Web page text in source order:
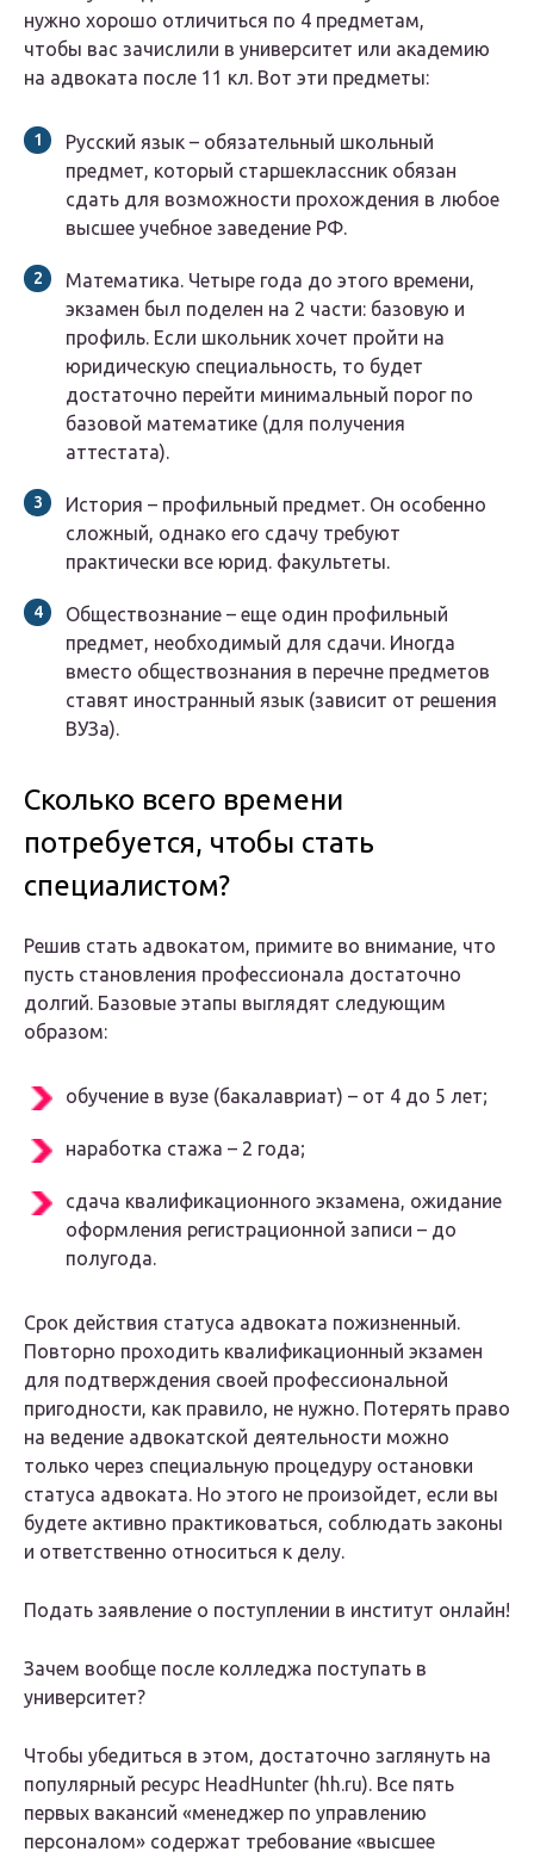
нужно хорошо отличиться по 4 предметам,
чтобы вас зачислили в университет или академию
на адвоката после 11 кл. Вот эти предметы:
Русский язык – обязательный школьный
предмет, который старшеклассник обязан
сдать для возможности прохождения в любое
высшее учебное заведение РФ.
Математика. Четыре года до этого времени,
экзамен был поделен на 2 части: базовую и
профиль. Если школьник хочет пройти на
юридическую специальность, то будет
достаточно перейти минимальный порог по
базовой математике (для получения
аттестата).
История – профильный предмет. Он особенно
сложный, однако его сдачу требуют
практически все юрид. факультеты.
Обществознание – еще один профильный
предмет, необходимый для сдачи. Иногда
вместо обществознания в перечне предметов
ставят иностранный язык (зависит от решения
ВУЗа).
Сколько всего времени
потребуется, чтобы стать
специалистом?
Решив стать адвокатом, примите во внимание, что
пусть становления профессионала достаточно
долгий. Базовые этапы выглядят следующим
образом:
обучение в вузе (бакалавриат) – от 4 до 5 лет;
наработка стажа – 2 года;
сдача квалификационного экзамена, ожидание
оформления регистрационной записи – до
полугода.
Срок действия статуса адвоката пожизненный.
Повторно проходить квалификационный экзамен
для подтверждения своей профессиональной
пригодности, как правило, не нужно. Потерять право
на ведение адвокатской деятельности можно
только через специальную процедуру остановки
статуса адвоката. Но этого не произойдет, если вы
будете активно практиковаться, соблюдать законы
и ответственно относиться к делу.
Подать заявление о поступлении в институт онлайн!
Зачем вообще после колледжа поступать в
университет?
Чтобы убедиться в этом, достаточно заглянуть на
популярный ресурс HeadHunter (hh.ru). Все пять
первых вакансий «менеджер по управлению
персоналом» содержат требование «высшее